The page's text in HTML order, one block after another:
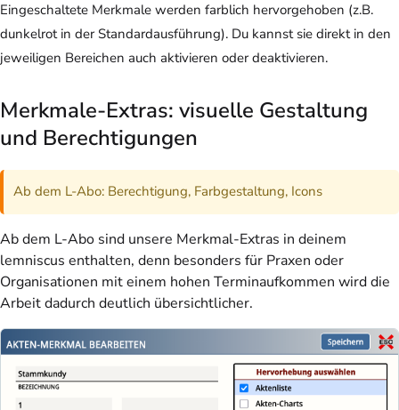
Eingeschaltete Merkmale werden farblich hervorgehoben (z.B.
dunkelrot in der Standardausführung). Du kannst sie direkt in den
jeweiligen Bereichen auch aktivieren oder deaktivieren.
Merkmale-Extras: visuelle Gestaltung
und Berechtigungen
Ab dem L-Abo: Berechtigung, Farbgestaltung, Icons
Ab dem L-Abo sind unsere Merkmal-Extras in deinem
lemniscus enthalten, denn besonders für Praxen oder
Organisationen mit einem hohen Terminaufkommen wird die
Arbeit dadurch deutlich übersichtlicher.